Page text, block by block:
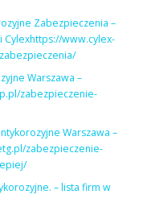
Zabezpieczenia –
Cylexhttps://www.cylex-
Warszawa –
zabezpieczenie-
Warszawa –
zabezpieczenie-
– lista firm w